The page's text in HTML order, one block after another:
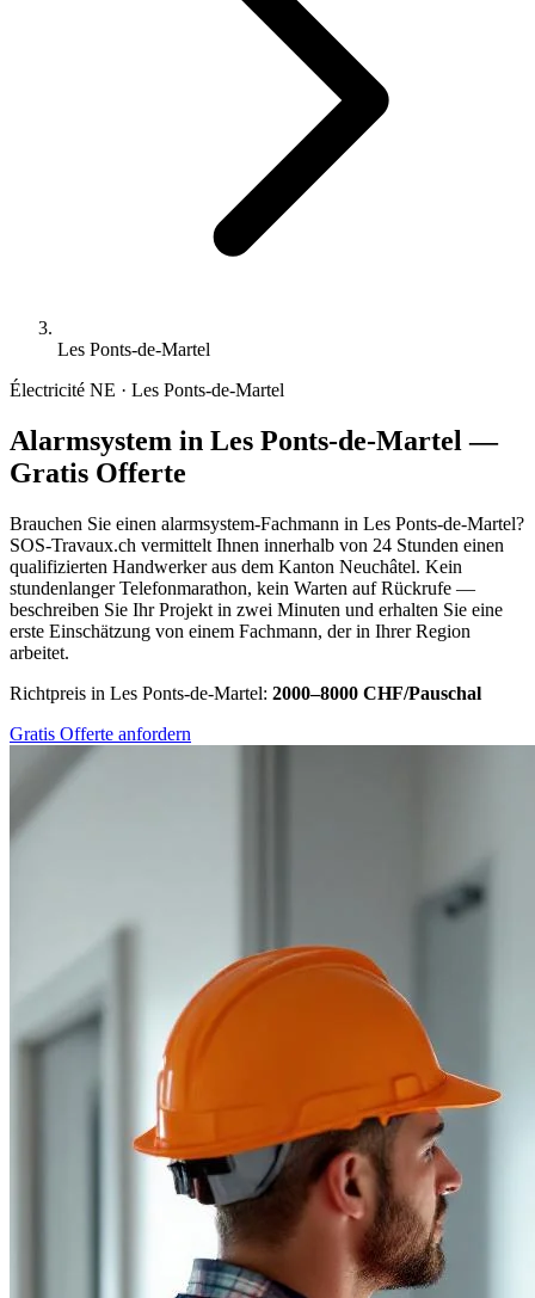
Les Ponts-de-Martel
Électricité NE · Les Ponts-de-Martel
Alarmsystem in Les Ponts-de-Martel —
Gratis Offerte
Brauchen Sie einen alarmsystem-Fachmann in Les Ponts-de-Martel?
SOS-Travaux.ch vermittelt Ihnen innerhalb von 24 Stunden einen
qualifizierten Handwerker aus dem Kanton Neuchâtel. Kein
stundenlanger Telefonmarathon, kein Warten auf Rückrufe —
beschreiben Sie Ihr Projekt in zwei Minuten und erhalten Sie eine
erste Einschätzung von einem Fachmann, der in Ihrer Region
arbeitet.
Richtpreis in Les Ponts-de-Martel: 2000–8000 CHF/Pauschal
Gratis Offerte anfordern